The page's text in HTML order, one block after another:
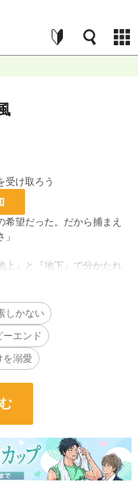
受け取ろう
希望だった。だから捕まえ
上』と『地下』で分かたれ
独自の文化を持つ『地
』への片道切符だった。
ウンシュヴァイクは「野良
まえることに成功する。生
ないヴィクトールに警戒心
りながら酷く窮屈な暮らし
今作の順番で読むとより楽
るような気がします…！
ズ初、凌辱がないです！
しかない
ーエンド
を溺愛